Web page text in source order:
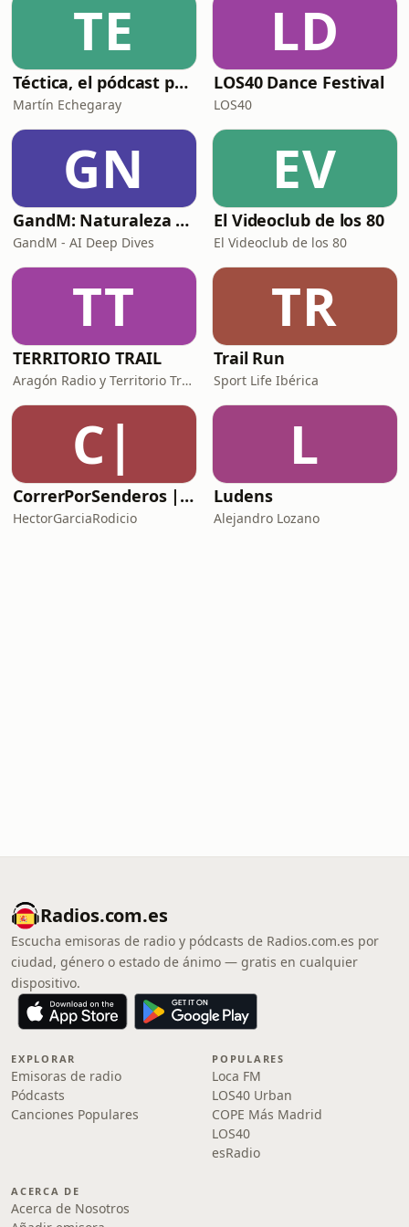
TE
Téctica, el pódcast para los técnicos de pádel
Martín Echegaray
LD
LOS40 Dance Festival
LOS40
GN
GandM: Naturaleza Humana y Psicología
GandM - AI Deep Dives
EV
El Videoclub de los 80
El Videoclub de los 80
TT
TERRITORIO TRAIL
Aragón Radio y Territorio Trail Media
TR
Trail Run
Sport Life Ibérica
C|
CorrerPorSenderos | El podcast de trail-running
HectorGarciaRodicio
L
Ludens
Alejandro Lozano
Radios.com.es
Escucha emisoras de radio y pódcasts de Radios.com.es por
ciudad, género o estado de ánimo — gratis en cualquier
dispositivo.
EXPLORAR
Emisoras de radio
Pódcasts
Canciones Populares
POPULARES
Loca FM
LOS40 Urban
COPE Más Madrid
LOS40
esRadio
ACERCA DE
Acerca de Nosotros